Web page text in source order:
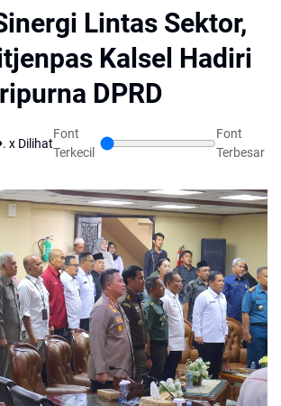
Lintas Sektor,
Kalsel Hadiri
DPRD
Font
Terkecil
Font
Terbesar
...x Dilihat